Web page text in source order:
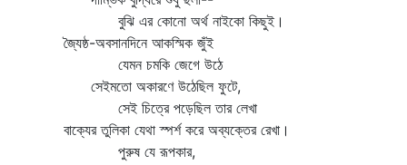
বুঝি এর কোনো অর্থ নাইকো কিছুই।
জ্যৈষ্ঠ-অবসানদিনে আকস্মিক জুঁই
যেমন চমকি জেগে উঠে
সেইমতো অকারণে উঠেছিল ফুটে,
সেই চিত্রে পড়েছিল তার লেখা
বাক্যের তুলিকা যেথা স্পর্শ করে অব্যক্তের রেখা।
পুরুষ যে রূপকার,